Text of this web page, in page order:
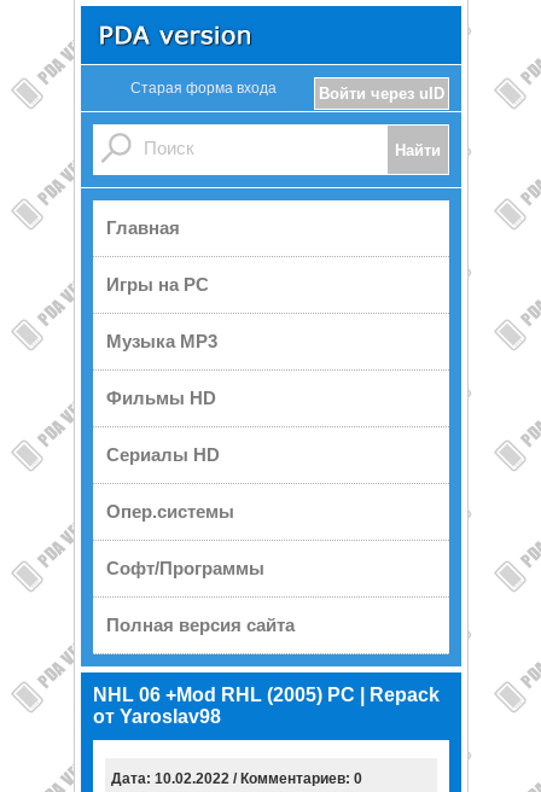
Войти через uID
Старая форма входа
Главная
Игры на PC
Музыка MP3
Фильмы HD
Сериалы HD
Опер.системы
Софт/Программы
Полная версия сайта
NHL 06 +Mod RHL (2005) PC | Repack
от Yaroslav98
Дата: 10.02.2022 / Комментариев: 0